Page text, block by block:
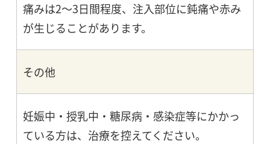
痛みは2～3日間程度、注入部位に鈍痛や赤み
が生じることがあります。
その他
妊娠中・授乳中・糖尿病・感染症等にかかっ
ている方は、治療を控えてください。